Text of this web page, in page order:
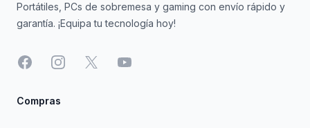
Portátiles, PCs de sobremesa y gaming con envío rápido y
garantía. ¡Equipa tu tecnología hoy!
FacebookInstagram
X YouTube
Compras